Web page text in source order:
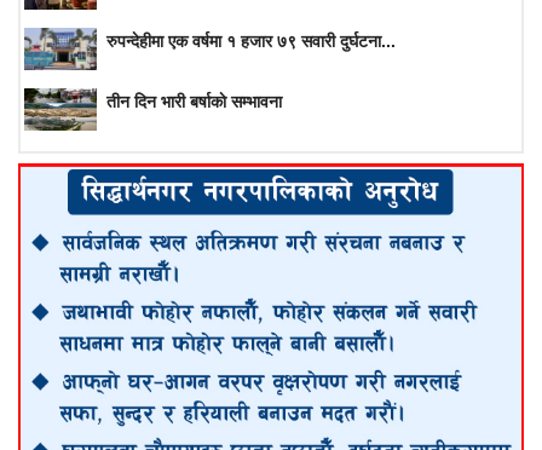
रुपन्देहीमा एक वर्षमा १ हजार ७९ सवारी दुर्घटना...
तीन दिन भारी बर्षाकाे सम्भावना